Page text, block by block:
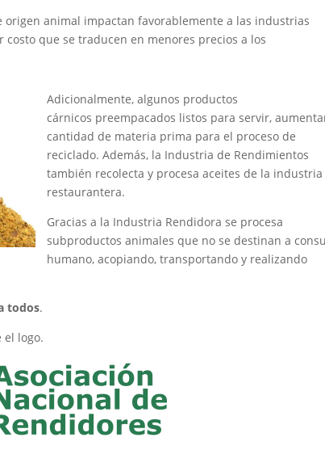
animal impactan favorablemente a las industrias
que se traducen en menores precios a los
Adicionalmente, algunos productos
cárnicos preempacados listos para servir,
cantidad de materia prima para el proceso de
reciclado. Además, la Industria de Rendimientos
también recolecta y procesa aceites de la industria
restaurantera.
Gracias a la Industria Rendidora se procesa
subproductos animales que no se destinan a
humano, acopiando, transportando y realizando
todos.
el logo.